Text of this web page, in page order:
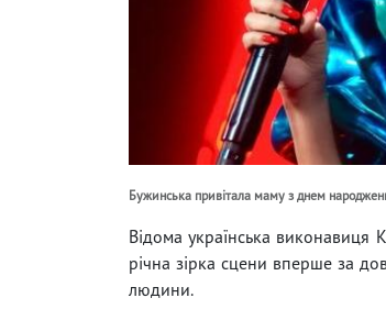
Бужинська привітала маму з днем
Відома українська виконавиця
річна зірка сцени вперше за
людини.